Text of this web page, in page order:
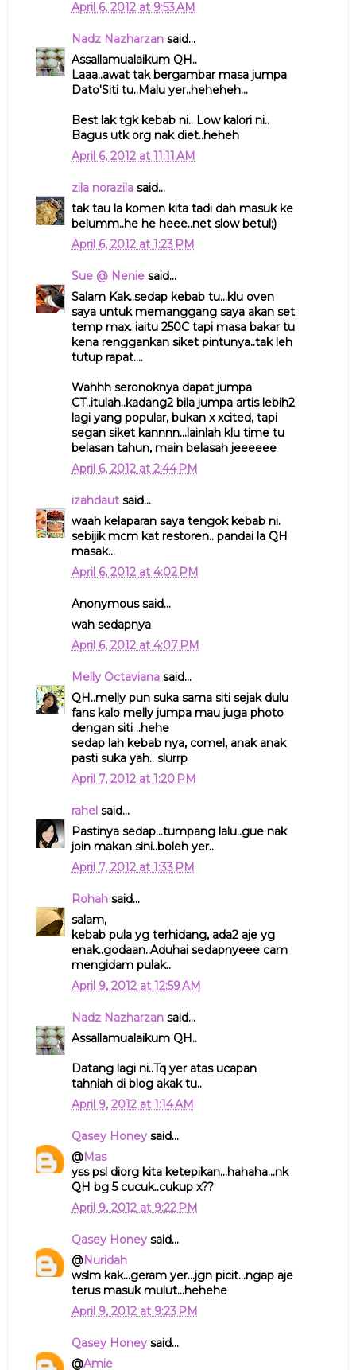
April 6, 2012 at 9:53 AM
Nadz Nazharzansaid...
Assallamualaikum QH..
Laaa..awat tak bergambar masa jumpa
Dato'Siti tu..Malu yer..heheheh...
Best lak tgk kebab ni.. Low kalori ni..
Bagus utk org nak diet..heheh
April 6, 2012 at 11:11 AM
zila norazilasaid...
tak tau la komen kita tadi dah masuk ke
belumm..he he heee..net slow betul;)
April 6, 2012 at 1:23 PM
Sue @ Neniesaid...
Salam Kak..sedap kebab tu...klu oven
saya untuk memanggang saya akan set
temp max. iaitu 250C tapi masa bakar tu
kena renggankan siket pintunya..tak leh
tutup rapat....
Wahhh seronoknya dapat jumpa
CT..itulah..kadang2 bila jumpa artis lebih2
lagi yang popular, bukan x xcited, tapi
segan siket kannnn...lainlah klu time tu
belasan tahun, main belasah jeeeeee
April 6, 2012 at 2:44 PM
izahdautsaid...
waah kelaparan saya tengok kebab ni.
sebijik mcm kat restoren.. pandai la QH
masak...
April 6, 2012 at 4:02 PM
Anonymous said...
wah sedapnya
April 6, 2012 at 4:07 PM
Melly Octavianasaid...
QH..melly pun suka sama siti sejak dulu
fans kalo melly jumpa mau juga photo
dengan siti ..hehe
sedap lah kebab nya, comel, anak anak
pasti suka yah.. slurrp
April 7, 2012 at 1:20 PM
rahelsaid...
Pastinya sedap...tumpang lalu..gue nak
join makan sini..boleh yer..
April 7, 2012 at 1:33 PM
Rohahsaid...
salam,
kebab pula yg terhidang, ada2 aje yg
enak..godaan..Aduhai sedapnyeee cam
mengidam pulak..
April 9, 2012 at 12:59 AM
Nadz Nazharzansaid...
Assallamualaikum QH..
Datang lagi ni..Tq yer atas ucapan
tahniah di blog akak tu..
April 9, 2012 at 1:14 AM
Qasey Honeysaid...
@Mas
yss psl diorg kita ketepikan...hahaha...nk
QH bg 5 cucuk..cukup x??
April 9, 2012 at 9:22 PM
Qasey Honeysaid...
@Nuridah
wslm kak...geram yer...jgn picit...ngap aje
terus masuk mulut...hehehe
April 9, 2012 at 9:23 PM
Qasey Honeysaid...
@Amie